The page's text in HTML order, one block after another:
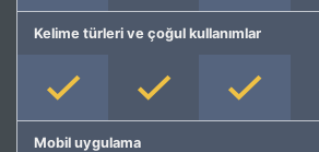
Kelime türleri ve çoğul kullanımlar
Mobil uygulama